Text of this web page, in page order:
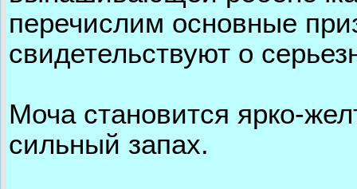
перечислим основные
свидетельствуют о
Моча становится ярко-
сильный запах.